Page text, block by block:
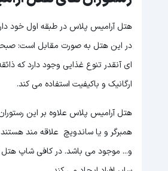
ای آنقدر تنوع غذایی وجود دارد که
ارگانیک و باکیفیت استفاده می کند.
هتل آرامیس پلاس علاوه بر این
همبرگر و یا ساندویچ علاقه مند
و... موجود می باشد. در کافی شاپ